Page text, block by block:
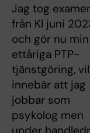
Jag tog
från KI juni
och gör nu min
ettåriga PTP-
tjänstgöring,
innebär att jag
jobbar som
psykolog men